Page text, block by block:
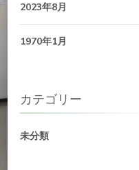
2023年8月
1970年1月
カテゴリー
未分類